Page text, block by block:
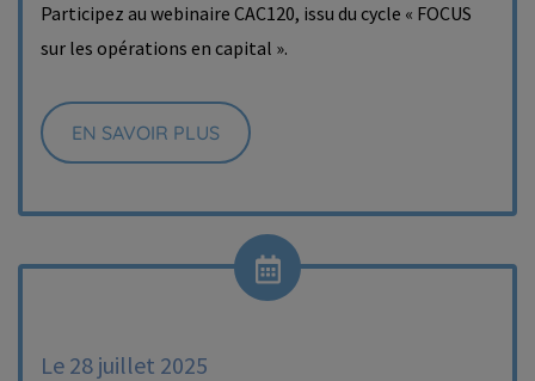
Participez au webinaire CAC120, issu du cycle « FOCUS
sur les opérations en capital ».
EN SAVOIR PLUS
Le 28 juillet 2025